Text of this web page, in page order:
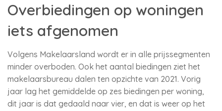
Overbiedingen op woningen
iets afgenomen
Volgens Makelaarsland wordt er in alle prijssegmenten
minder overboden. Ook het aantal biedingen ziet het
makelaarsbureau dalen ten opzichte van 2021. Vorig
jaar lag het gemiddelde op zes biedingen per woning,
dit jaar is dat gedaald naar vier, en dat is weer op het